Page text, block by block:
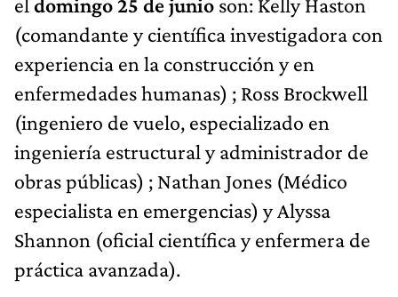
el domingo 25 de junio son: Kelly Haston
(comandante y científica investigadora con
experiencia en la construcción y en
enfermedades humanas) ; Ross Brockwell
(ingeniero de vuelo, especializado en
ingeniería estructural y administrador de
obras públicas) ; Nathan Jones (Médico
especialista en emergencias) y Alyssa
Shannon (oficial científica y enfermera de
práctica avanzada).